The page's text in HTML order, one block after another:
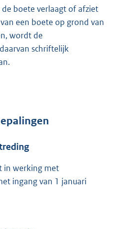
boete verlaagt of afziet
een boete op grond van
wordt de
schriftelijk
in werking met
ingang van 1 januari